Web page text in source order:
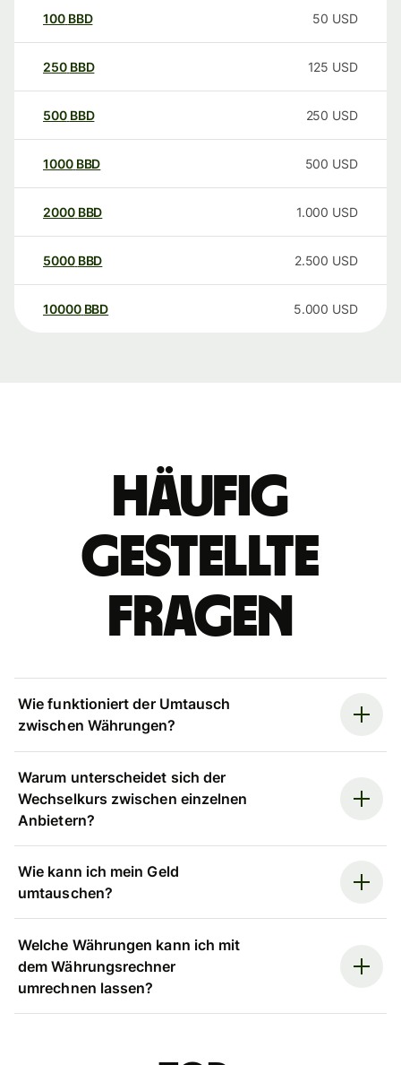
100 BBD 50 USD
250 BBD 125 USD
500 BBD 250 USD
1000 BBD 500 USD
2000 BBD 1.000 USD
5000 BBD 2.500 USD
10000 BBD 5.000 USD
Häufig
gestellte
Fragen
Wie funktioniert der Umtausch
zwischen Währungen?
Warum unterscheidet sich der
Wechselkurs zwischen einzelnen
Anbietern?
Wie kann ich mein Geld
umtauschen?
Welche Währungen kann ich mit
dem Währungsrechner
umrechnen lassen?